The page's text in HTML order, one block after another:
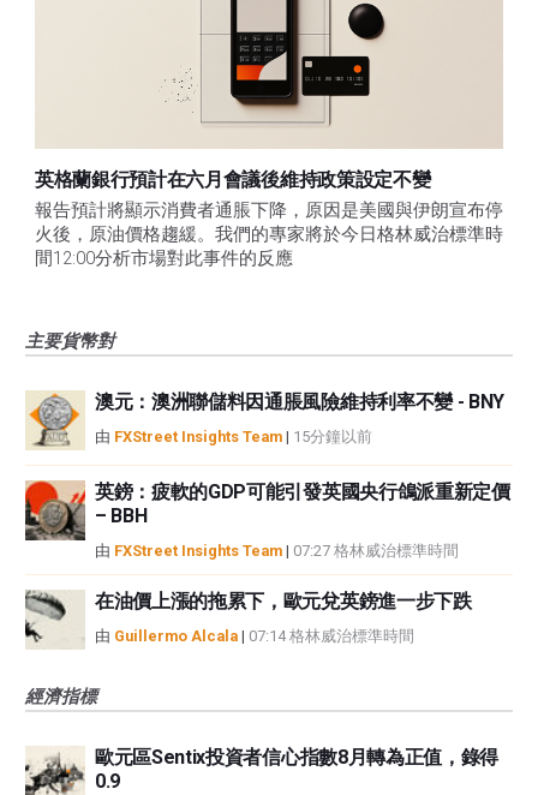
英格蘭銀行預計在六月會議後維持政策設定不變
報告預計將顯示消費者通脹下降，原因是美國與伊朗宣布停
火後，原油價格趨緩。我們的專家將於今日格林威治標準時
間12:00分析市場對此事件的反應
主要貨幣對
澳元：澳洲聯儲料因通脹風險維持利率不變 - BNY
由 FXStreet Insights Team | 15分鐘以前
英鎊：疲軟的GDP可能引發英國央行鴿派重新定價
– BBH
由 FXStreet Insights Team | 07:27 格林威治標準時間
在油價上漲的拖累下，歐元兌英鎊進一步下跌
由 Guillermo Alcala | 07:14 格林威治標準時間
經濟指標
歐元區Sentix投資者信心指數8月轉為正值，錄得
0.9